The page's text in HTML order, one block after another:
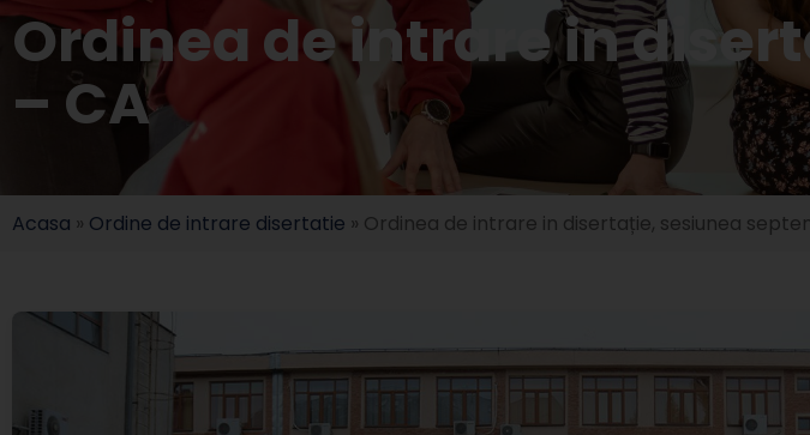
Ordinea de intrare in
– CA
Acasa » Ordine de intrare disertatie » Ordinea de intrare in disertație, sesiunea